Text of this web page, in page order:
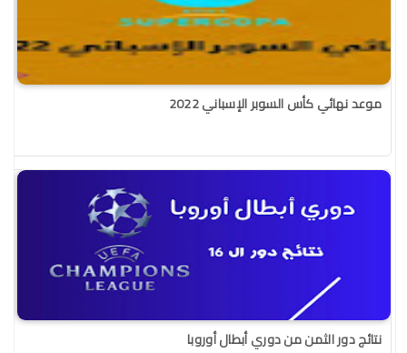
موعد نهائي كأس السوبر الإسباني 2022
نتائج دور الثمن من دوري أبطال أوروبا